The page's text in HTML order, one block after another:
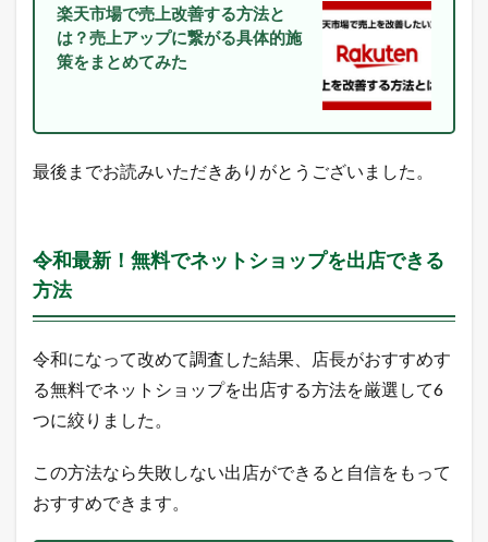
配
信
中
本
の
場
と
ヤ
シ
ョ
ッ
ン
の
れ
楽天市場で売上改善する方法と
は？売上アップに繋がる具体的施
策をまとめてみた
最後までお読みいただきありがとうございました。
令和最新！無料でネットショップを出店できる
方法
令和になって改めて調査した結果、店長がおすすめす
る無料でネットショップを出店する方法を厳選して6
つに絞りました。
この方法なら失敗しない出店ができると自信をもって
おすすめできます。